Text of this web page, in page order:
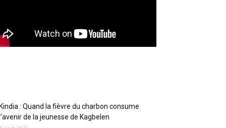
: Quand la fièvre du charbon consume
de la jeunesse de Kagbelen